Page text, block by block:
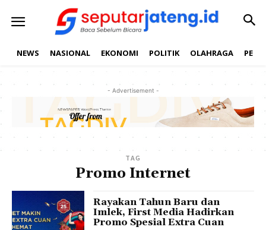
NEWS NASIONAL EKONOMI POLITIK OLAHRAGA
- Advertisement -
TAG
Promo Internet
Rayakan Tahun Baru dan
Imlek, First Media Hadirkan
Promo Spesial Extra Cuan